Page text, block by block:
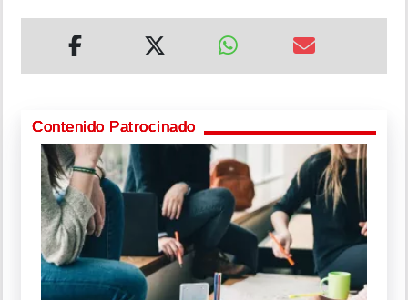
Contenido Patrocinado